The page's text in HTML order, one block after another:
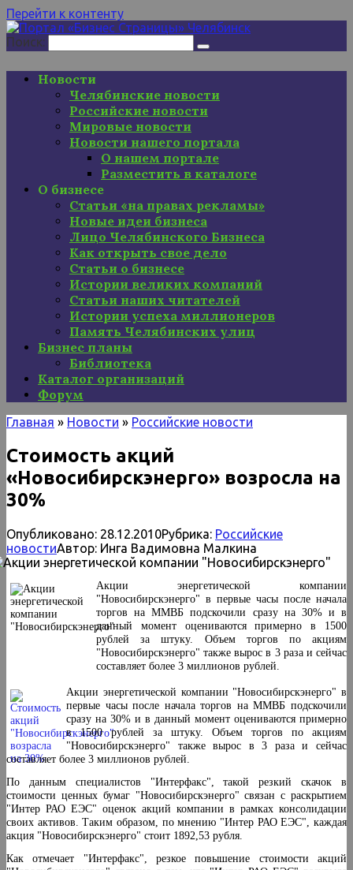
Перейти к контенту
Поиск:
Новости
Челябинские новости
Российские новости
Мировые новости
Новости нашего портала
О нашем портале
Разместить в каталоге
О бизнесе
Статьи «на правах рекламы»
Новые идеи бизнеса
Лицо Челябинского Бизнеса
Как открыть свое дело
Статьи о бизнесе
Истории великих компаний
Статьи наших читателей
Истории успеха миллионеров
Память Челябинских улиц
Бизнес планы
Библиотека
Каталог организаций
Форум
Главная » Новости » Российские новости
Стоимость акций
«Новосибирскэнерго» возросла на
30%
Опубликовано: 28.12.2010Рубрика: Российские
новостиАвтор: Инга Вадимовна Малкина
Акции энергетической компании
"Новосибирскэнерго" в первые часы после начала
торгов на ММВБ подскочили сразу на 30% и в
данный момент оцениваются примерно в 1500
рублей за штуку. Объем торгов по акциям
"Новосибирскэнерго" также вырос в 3 раза и сейчас
составляет более 3 миллионов рублей.
Акции энергетической компании "Новосибирскэнерго" в
первые часы после начала торгов на ММВБ подскочили
сразу на 30% и в данный момент оцениваются примерно
в 1500 рублей за штуку. Объем торгов по акциям
"Новосибирскэнерго" также вырос в 3 раза и сейчас
составляет более 3 миллионов рублей.
По данным специалистов "Интерфакс", такой резкий скачок в
стоимости ценных бумаг "Новосибирскэнерго" связан с раскрытием
"Интер РАО ЕЭС" оценок акций компании в рамках консолидации
своих активов. Таким образом, по мнению "Интер РАО ЕЭС", каждая
акция "Новосибирскэнерго" стоит 1892,53 рубля.
Как отмечает "Интерфакс", резкое повышение стоимости акций